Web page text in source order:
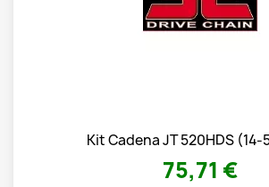
Kit Cadena JT 520HDS (14-
75,71 €